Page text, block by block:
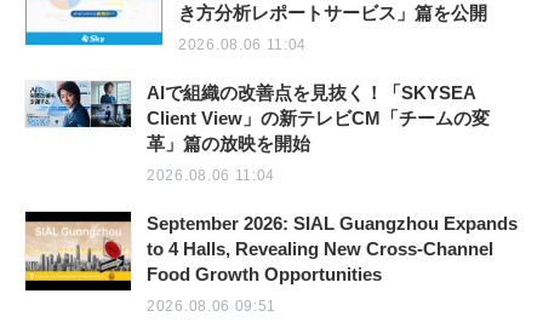
き方分析レポートサービス」篇を公開
2026.08.06 11:04
AIで組織の改善点を見抜く！「SKYSEA
Client View」の新テレビCM「チームの変
革」篇の放映を開始
2026.08.06 11:04
September 2026: SIAL Guangzhou Expands
to 4 Halls, Revealing New Cross-Channel
Food Growth Opportunities
2026.08.06 09:51